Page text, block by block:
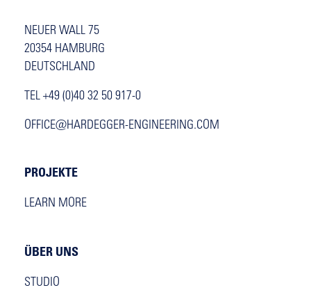
NEUER WALL 75
20354 HAMBURG
DEUTSCHLAND
TEL +49 (0)40 32 50 917-0
OFFICE@HARDEGGER-ENGINEERING.COM
PROJEKTE
LEARN MORE
ÜBER UNS
STUDIO